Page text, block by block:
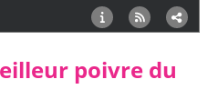
poivre du